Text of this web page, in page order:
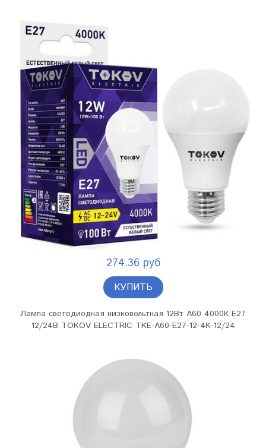
274.36 руб
КУПИТЬ
Лампа светодиодная низковольтная 12Вт А60 4000К Е27
12/24В TOKOV ELECTRIC TKE-A60-E27-12-4K-12/24